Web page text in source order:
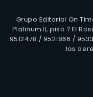
Grupo Editorial On
Platinum II, piso 7 El
9512478 / 9521866 /
los